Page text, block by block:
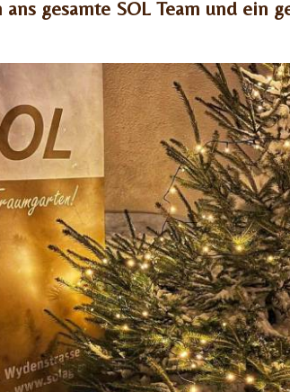
ans gesamte SOL Team und ein